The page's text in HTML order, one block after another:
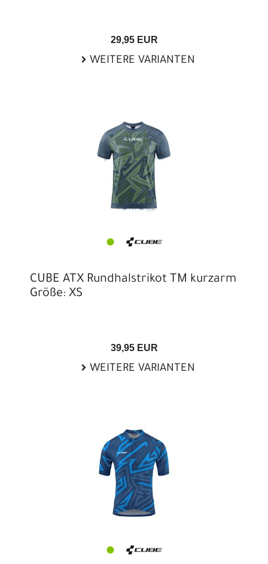
29,95 EUR
WEITERE VARIANTEN
CUBE ATX Rundhalstrikot TM kurzarm
Größe: XS
39,95 EUR
WEITERE VARIANTEN